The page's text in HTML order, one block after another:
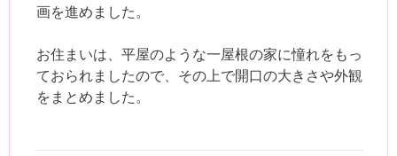
画を進めました。
お住まいは、平屋のような一屋根の家に憧れをもっ
ておられましたので、その上で開口の大きさや外観
をまとめました。